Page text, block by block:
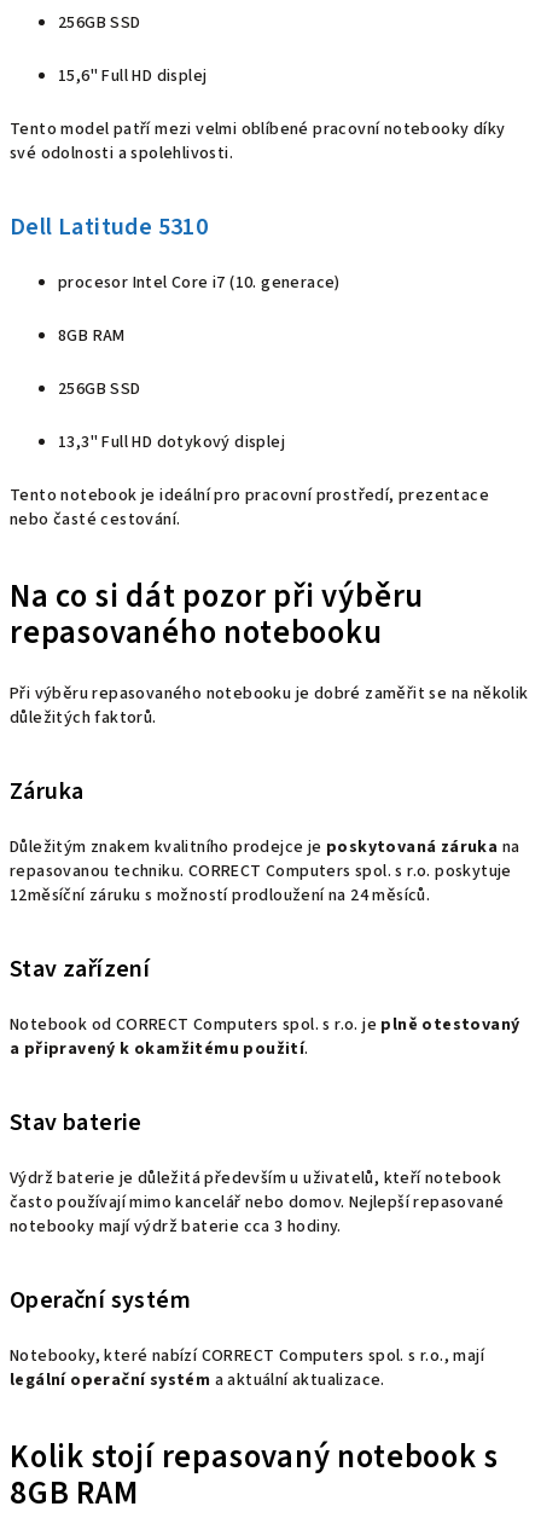
256GB SSD
15,6" Full HD displej
Tento model patří mezi velmi oblíbené pracovní notebooky díky
své odolnosti a spolehlivosti.
Dell Latitude 5310
procesor Intel Core i7 (10. generace)
8GB RAM
256GB SSD
13,3" Full HD dotykový displej
Tento notebook je ideální pro pracovní prostředí, prezentace
nebo časté cestování.
Na co si dát pozor při výběru
repasovaného notebooku
Při výběru repasovaného notebooku je dobré zaměřit se na několik
důležitých faktorů.
Záruka
Důležitým znakem kvalitního prodejce je poskytovaná záruka na
repasovanou techniku. CORRECT Computers spol. s r.o. poskytuje
12měsíční záruku s možností prodloužení na 24 měsíců.
Stav zařízení
Notebook od CORRECT Computers spol. s r.o. je plně otestovaný
a připravený k okamžitému použití.
Stav baterie
Výdrž baterie je důležitá především u uživatelů, kteří notebook
často používají mimo kancelář nebo domov. Nejlepší repasované
notebooky mají výdrž baterie cca 3 hodiny.
Operační systém
Notebooky, které nabízí CORRECT Computers spol. s r.o., mají
legální operační systém a aktuální aktualizace.
Kolik stojí repasovaný notebook s
8GB RAM